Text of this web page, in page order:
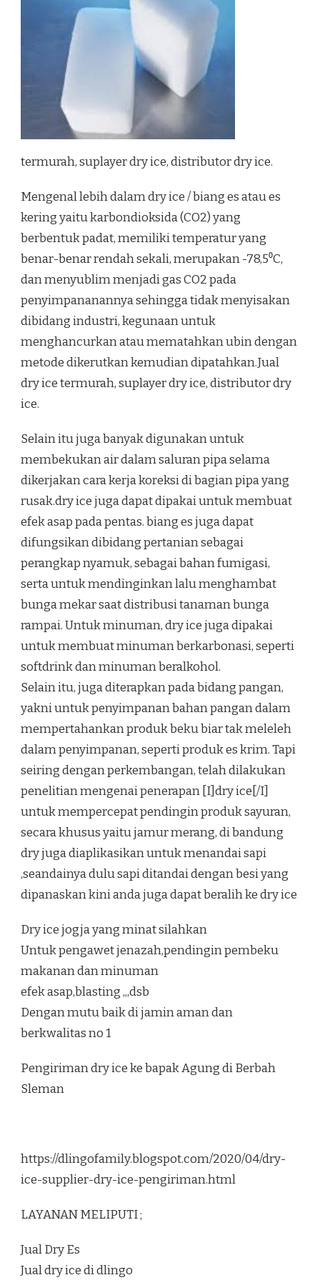
termurah, suplayer dry ice, distributor dry ice.
Mengenal lebih dalam dry ice / biang es atau es
kering yaitu karbondioksida (CO2) yang
berbentuk padat, memiliki temperatur yang
benar-benar rendah sekali, merupakan -78,5⁰C,
dan menyublim menjadi gas CO2 pada
penyimpananannya sehingga tidak menyisakan
dibidang industri, kegunaan untuk
menghancurkan atau mematahkan ubin dengan
metode dikerutkan kemudian dipatahkan.Jual
dry ice termurah, suplayer dry ice, distributor dry
ice.
Selain itu juga banyak digunakan untuk
membekukan air dalam saluran pipa selama
dikerjakan cara kerja koreksi di bagian pipa yang
rusak.dry ice juga dapat dipakai untuk membuat
efek asap pada pentas. biang es juga dapat
difungsikan dibidang pertanian sebagai
perangkap nyamuk, sebagai bahan fumigasi,
serta untuk mendinginkan lalu menghambat
bunga mekar saat distribusi tanaman bunga
rampai. Untuk minuman, dry ice juga dipakai
untuk membuat minuman berkarbonasi, seperti
softdrink dan minuman beralkohol.
Selain itu, juga diterapkan pada bidang pangan,
yakni untuk penyimpanan bahan pangan dalam
mempertahankan produk beku biar tak meleleh
dalam penyimpanan, seperti produk es krim. Tapi
seiring dengan perkembangan, telah dilakukan
penelitian mengenai penerapan [I]dry ice[/I]
untuk mempercepat pendingin produk sayuran,
secara khusus yaitu jamur merang, di bandung
dry juga diaplikasikan untuk menandai sapi
,seandainya dulu sapi ditandai dengan besi yang
dipanaskan kini anda juga dapat beralih ke dry ice
Dry ice jogja yang minat silahkan
Untuk pengawet jenazah,pendingin pembeku
makanan dan minuman
efek asap,blasting ,,,dsb
Dengan mutu baik di jamin aman dan
berkwalitas no 1
Pengiriman dry ice ke bapak Agung di Berbah
Sleman
https://dlingofamily.blogspot.com/2020/04/dry-
ice-supplier-dry-ice-pengiriman.html
LAYANAN MELIPUTI ;
Jual Dry Es
Jual dry ice di dlingo